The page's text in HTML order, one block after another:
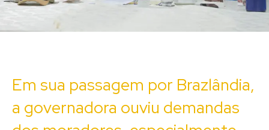
Em sua passagem por Brazlândia,
a governadora ouviu demandas